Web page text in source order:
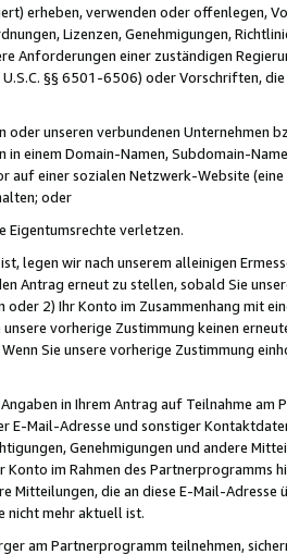
erheben, verwenden oder offenlegen,
Lizenzen, Genehmigungen,
Anforderungen einer zuständigen
§§ 6501-6506) oder Vorschriften,
oder unseren verbundenen Unternehmen
in einem Domain-Namen, Subdomain-
auf einer sozialen Netzwerk-Website
oder
Eigentumsrechte verletzen.
legen wir nach unserem alleinigen
Antrag erneut zu stellen, sobald Sie
oder 2) Ihr Konto im Zusammenhang mit
vorherige Zustimmung keinen
Sie unsere vorherige Zustimmung
in Ihrem Antrag auf Teilnahme
E-Mail-Adresse und sonstiger
Genehmigungen und andere
im Rahmen des Partnerprogramms
Mitteilungen, die an diese E-Mail-
nicht mehr aktuell ist.
am Partnerprogramm teilnehmen,